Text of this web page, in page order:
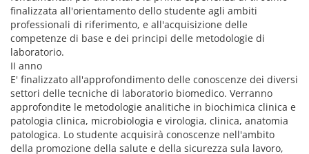
finalizzata all'orientamento dello studente agli ambiti
professionali di riferimento, e all'acquisizione delle
competenze di base e dei principi delle metodologie di
laboratorio.
II anno
E' finalizzato all'approfondimento delle conoscenze dei diversi
settori delle tecniche di laboratorio biomedico. Verranno
approfondite le metodologie analitiche in biochimica clinica e
patologia clinica, microbiologia e virologia, clinica, anatomia
patologica. Lo studente acquisirà conoscenze nell'ambito
della promozione della salute e della sicurezza sula lavoro,